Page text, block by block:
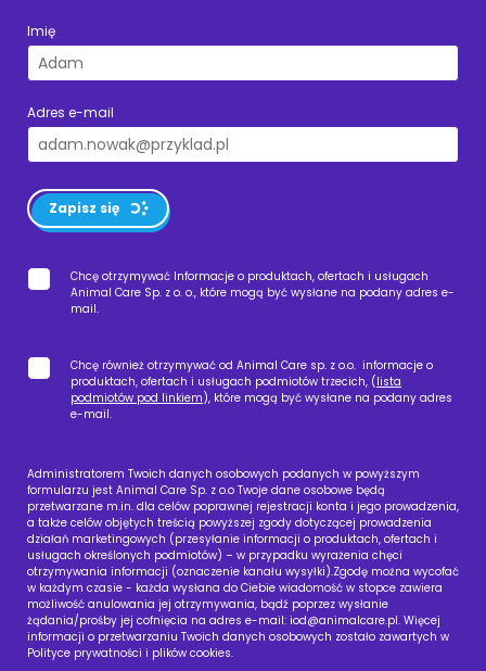
Imię
Adres e-mail
Zapisz się
Chcę otrzymywać Informacje o produktach, ofertach i usługach
Animal Care Sp. z o. o., które mogą być wysłane na podany adres e-
mail.
Chcę również otrzymywać od Animal Care sp. z o.o. informacje o
produktach, ofertach i usługach podmiotów trzecich, (lista
podmiotów pod linkiem), które mogą być wysłane na podany adres
e-mail.
Administratorem Twoich danych osobowych podanych w powyższym
formularzu jest Animal Care Sp. z o.o Twoje dane osobowe będą
przetwarzane m.in. dla celów poprawnej rejestracji konta i jego prowadzenia,
a także celów objętych treścią powyższej zgody dotyczącej prowadzenia
działań marketingowych (przesyłanie informacji o produktach, ofertach i
usługach określonych podmiotów) – w przypadku wyrażenia chęci
otrzymywania informacji (oznaczenie kanału wysyłki).Zgodę można wycofać
w każdym czasie - każda wysłana do Ciebie wiadomość w stopce zawiera
możliwość anulowania jej otrzymywania, bądź poprzez wysłanie
żądania/prośby jej cofnięcia na adres e-mail: iod@animalcare.pl. Więcej
informacji o przetwarzaniu Twoich danych osobowych zostało zawartych w
Polityce prywatności i plików cookies.